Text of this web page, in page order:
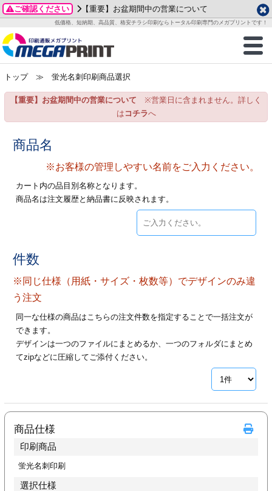
ご確認ください 【重要】お盆期間中の営業について
低価格、短納期、高品質、格安チラシ印刷ならトータル印刷専門のメガプリントです！
商品一覧
グッズ
ステッカー
ックカード印刷
業ツール印刷
ィ・販促グッズ
イズ
ご利用ガイド
お客様へ
いて
方法
/送料について
刷
カード印刷
ックカード名刺
ムカード
印刷
ー印刷
ード印刷
刷
印刷
フォルダー
ファイル印刷
データ作成ガイド
成前に
ガイド
加工指示ガイド
テンプレート
ード印刷
名刺印刷
ックカード
ード印刷
刷
印刷
形マル型
印刷
名刺印刷
印刷
ムカード印刷
一覧
わせ
り
プル請求
2026年 8月
月
火 水 木 金
土
3
4 5 6 7
8
15
24
25
2026年 9月
月
火 水 木 金
土
12
21
22
28
29 30
・・休業日
トップ≫ 蛍光名刺印刷商品選択
【重要】お盆期間中の営業について ※営業日に含まれません。詳しく
は コチラへ
商品名
※お客様の管理しやすい名前をご入力ください。
カート内の品目別名称となります。
商品名は注文履歴と納品書に反映されます。
件数
※同じ仕様（用紙・サイズ・枚数等）でデザインのみ違
う注文
同一な仕様の商品はこちらの注文件数を指定することで一括注文が
できます。
デザインは一つのファイルにまとめるか、一つのフォルダにまとめ
てzipなどに圧縮してご添付ください。
商品仕様
印刷商品
蛍光名刺印刷
選択仕様